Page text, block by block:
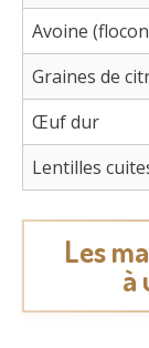
Avoine
Graines de
Œuf dur
Lentilles
Les
à